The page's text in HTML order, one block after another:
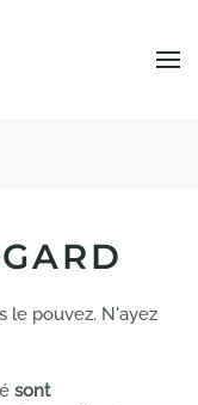
le pouvez. N'ayez
sont